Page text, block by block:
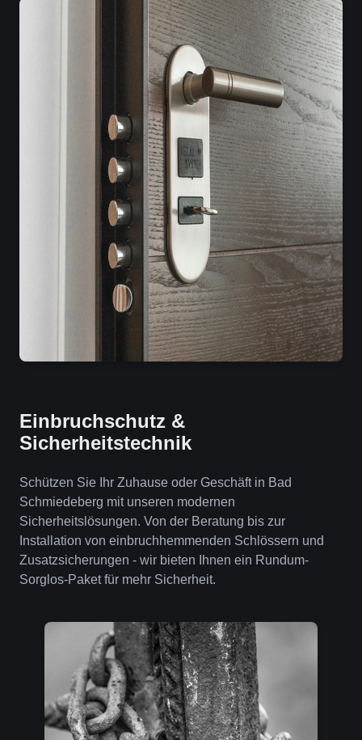
Einbruchschutz &
Sicherheitstechnik
Schützen Sie Ihr Zuhause oder Geschäft in Bad
Schmiedeberg mit unseren modernen
Sicherheitslösungen. Von der Beratung bis zur
Installation von einbruchhemmenden Schlössern und
Zusatzsicherungen - wir bieten Ihnen ein Rundum-
Sorglos-Paket für mehr Sicherheit.